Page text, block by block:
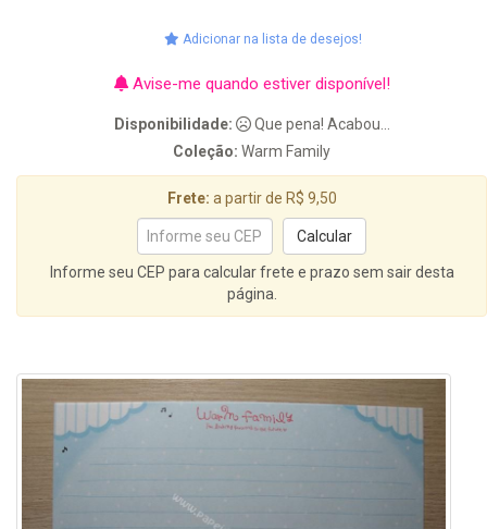
Adicionar na lista de desejos!
Avise-me quando estiver disponível!
Disponibilidade:
Que pena! Acabou...
Coleção: Warm Family
Frete: a partir de R$ 9,50
Informe seu CEP para calcular frete e prazo sem sair desta
página.